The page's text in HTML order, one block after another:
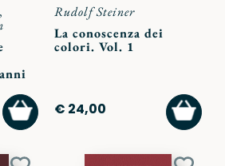
,
AGGIUNGI
AL
CARRELLO
Rudolf Steiner
La conoscenza dei
colori. Vol. 1
€ 24,00
AL